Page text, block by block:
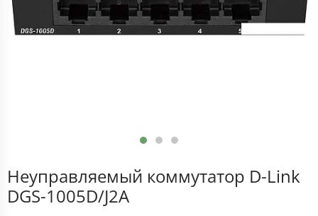
Неуправляемый коммутатор D-Link
DGS-1005D/J2A